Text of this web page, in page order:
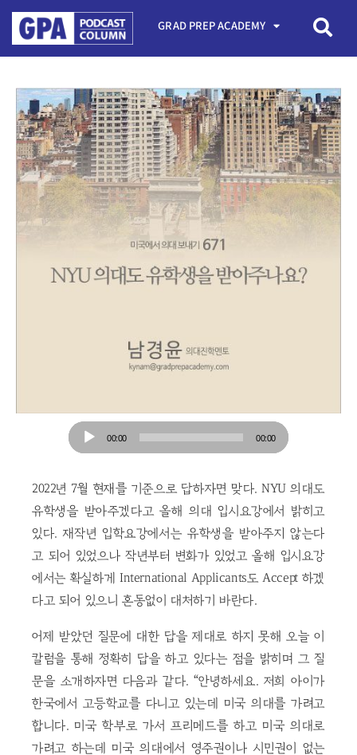
GRAD PREP ACADEMY
Audio
Player
00:00 00:00
2022년 7월 현재를 기준으로 답하자면 맞다. NYU 의대도
유학생을 받아주겠다고 올해 의대 입시요강에서 밝히고
있다. 재작년 입학요강에서는 유학생을 받아주지 않는다
고 되어 있었으나 작년부터 변화가 있었고 올해 입시요강
에서는 확실하게 International Applicants도 Accept 하겠
다고 되어 있으니 혼동없이 대처하기 바란다.
어제 받았던 질문에 대한 답을 제대로 하지 못해 오늘 이
칼럼을 통해 정확히 답을 하고 있다는 점을 밝히며 그 질
문을 소개하자면 다음과 같다. “안녕하세요. 저희 아이가
한국에서 고등학교를 다니고 있는데 미국 의대를 가려고
합니다. 미국 학부로 가서 프리메드를 하고 미국 의대로
가려고 하는데 미국 의대에서 영주권이나 시민권이 없는